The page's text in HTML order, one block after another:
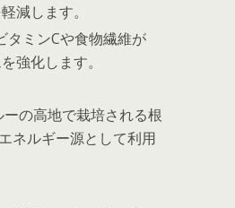
減します。
タミンCや食物繊維が
強化します。
ーの高地で栽培される根
ネルギー源として利用